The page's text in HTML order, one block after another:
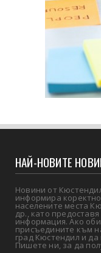
НАЙ-НОВИТЕ
Новини от
информира
населените места
др., като
информация. Ако
присъедините към
град Кюстендил и
Пишете ни, за да